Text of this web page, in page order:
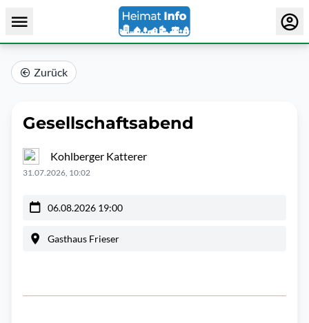
Zurück
Gesellschaftsabend
Kohlberger Katterer
31.07.2026, 10:02
06.08.2026 19:00
Gasthaus Frieser